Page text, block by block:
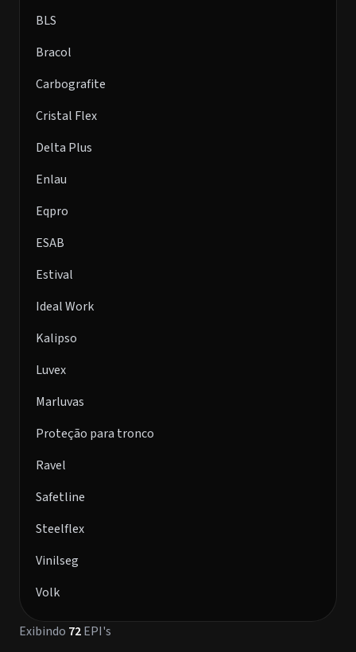
BLS
Bracol
Carbografite
Cristal Flex
Delta Plus
Enlau
Eqpro
ESAB
Estival
Ideal Work
Kalipso
Luvex
Marluvas
Proteção para tronco
Ravel
Safetline
Steelflex
Vinilseg
Volk
Exibindo 72EPI's